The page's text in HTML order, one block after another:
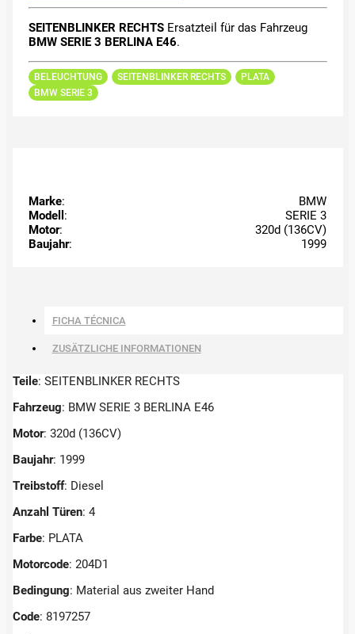
SEITENBLINKER RECHTSErsatzteil für das Fahrzeug
BMW SERIE 3 BERLINA E46.
BELEUCHTUNG SEITENBLINKER RECHTS
PLATA
BMW SERIE 3
Marke:
BMW
Modell :
SERIE 3
Motor:
320d (136CV)
Baujahr: 1999
FICHA TÉCNICA
ZUSÄTZLICHE INFORMATIONEN
Teile: SEITENBLINKER RECHTS
Fahrzeug: BMW SERIE 3 BERLINA E46
Motor: 320d (136CV)
Baujahr: 1999
Treibstoff: Diesel
Anzahl Türen: 4
Farbe: PLATA
Motorcode: 204D1
Bedingung: Material aus zweiter Hand
Code: 8197257